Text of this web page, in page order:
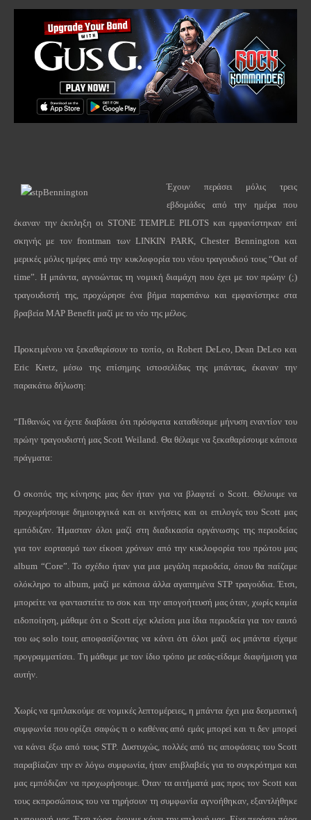
Έχουν περάσει μόλις τρεις
εβδομάδες από την ημέρα που
έκαναν την έκπληξη οι STONE TEMPLE PILOTS και εμφανίστηκαν επί
σκηνής με τονfrontman τωνLINKIN PARK,Chester Bennington και
μερικές μόλις ημέρες από την κυκλοφορία του νέου τραγουδιού τους “Out of
time”. Η μπάντα, αγνοώντας τη νομική διαμάχη που έχει με τον πρώην (;)
τραγουδιστή της, προχώρησε ένα βήμα παραπάνω και εμφανίστηκε στα
βραβεία MAP Benefit μαζί με το νέο της μέλος.
Προκειμένου να ξεκαθαρίσουν το τοπίο, οι Robert DeLeo ,Dean DeLeo και
Eric Kretz, μέσω της επίσημης ιστοσελίδας της μπάντας, έκαναν την
παρακάτω δήλωση:
“Πιθανώς να έχετε διαβάσει ότι πρόσφατα καταθέσαμε μήνυση εναντίον του
πρώην τραγουδιστή μας Scott Weiland . Θα θέλαμε να ξεκαθαρίσουμε κάποια
πράγματα:
Ο σκοπός της κίνησης μας δεν ήταν για να βλαφτεί ο Scott . Θέλουμε να
προχωρήσουμε δημιουργικά και οι κινήσεις και οι επιλογές του Scott μας
εμπόδιζαν. Ήμασταν όλοι μαζί στη διαδικασία οργάνωσης της περιοδείας
για τον εορτασμό των είκοσι χρόνων από την κυκλοφορία του πρώτου μας
album “Core”. Το σχέδιο ήταν για μια μεγάλη περιοδεία, όπου θα παίζαμε
ολόκληρο το album , μαζί με κάποια άλλα αγαπημένα STP τραγούδια. Έτσι,
μπορείτε να φανταστείτε το σοκ και την απογοήτευσή μας όταν, χωρίς καμία
ειδοποίηση, μάθαμε ότι ο Scott είχε κλείσει μια ίδια περιοδεία για τον εαυτό
του ωςsolo tour, αποφασίζοντας να κάνει ότι όλοι μαζί ως μπάντα είχαμε
προγραμματίσει. Τη μάθαμε με τον ίδιο τρόπο με εσάς-είδαμε διαφήμιση για
αυτήν.
Χωρίς να εμπλακούμε σε νομικές λεπτομέρειες, η μπάντα έχει μια δεσμευτική
συμφωνία που ορίζει σαφώς τι ο καθένας από εμάς μπορεί και τι δεν μπορεί
να κάνει έξω από τους STP. Δυστυχώς, πολλές από τις αποφάσεις του Scott
παραβίαζαν την εν λόγω συμφωνία, ήταν επιβλαβείς για το συγκρότημα και
μας εμπόδιζαν να προχωρήσουμε.Όταν τα αιτήματά μας προς τον Scott και
τους εκπροσώπους του να τηρήσουν τη συμφωνία αγνοήθηκαν, εξαντλήθηκε